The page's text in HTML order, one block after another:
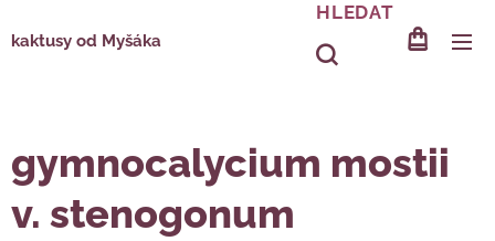
kaktusy od Myšáka
HLEDAT
gymnocalycium mostii
v. stenogonum